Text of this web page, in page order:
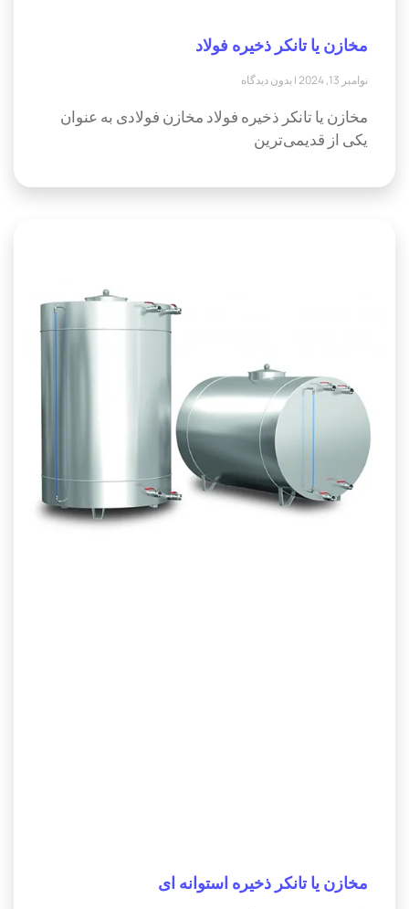
مخازن یا تانکر ذخیره فولاد
نوامبر 13, 2024 بدون دیدگاه
مخازن یا تانکر ذخیره فولاد مخازن فولادی به عنوان
یکی از قدیمی‌ترین
مخازن یا تانکر ذخیره استوانه ای